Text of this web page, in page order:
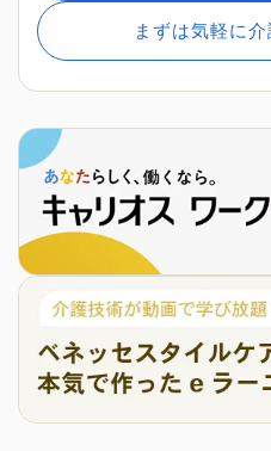
まずは気軽に